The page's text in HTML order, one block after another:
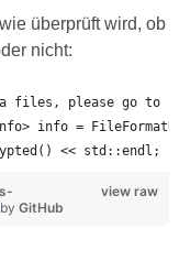
überprüft wird, ob
nicht:
files, please go to
info =
<< std::endl;
view raw
GitHub